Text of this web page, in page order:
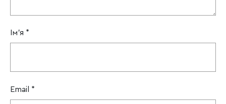
Ім'я *
Email *